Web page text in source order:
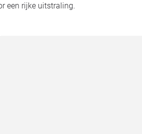
een rijke uitstraling.